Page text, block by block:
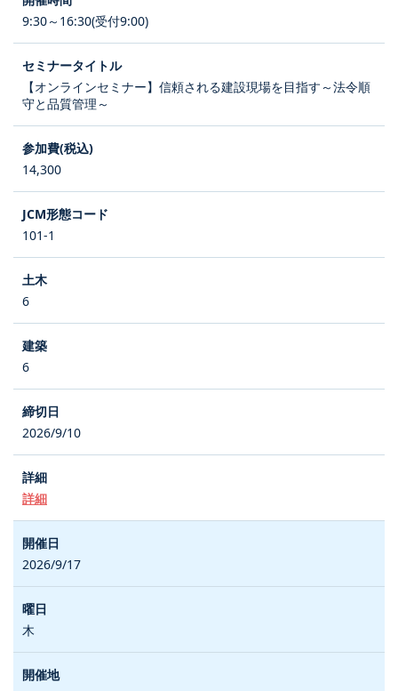
9:30～16:30(受付9:00)
【オンラインセミナー】信頼される建設現場を目指す～法令順
守と品質管理～
14,300
101-1
6
6
2026/9/10
詳細
2026/9/17
木